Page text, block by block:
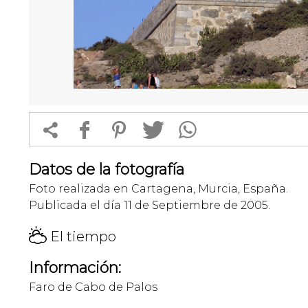
 f 1 T 
Datos de la fotografía
Foto realizada en Cartagena, Murcia, España.
Publicada el día 11 de Septiembre de 2005.
H El tiempo
Información:
Faro de Cabo de Palos